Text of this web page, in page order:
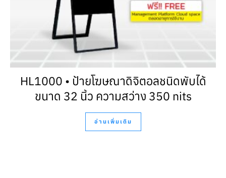
HL1000 • ป้ายโฆษณาดิจิตอลชนิดพับได้
ขนาด 32 นิ้ว ความสว่าง 350 nits
อ่านเพิ่มเติม